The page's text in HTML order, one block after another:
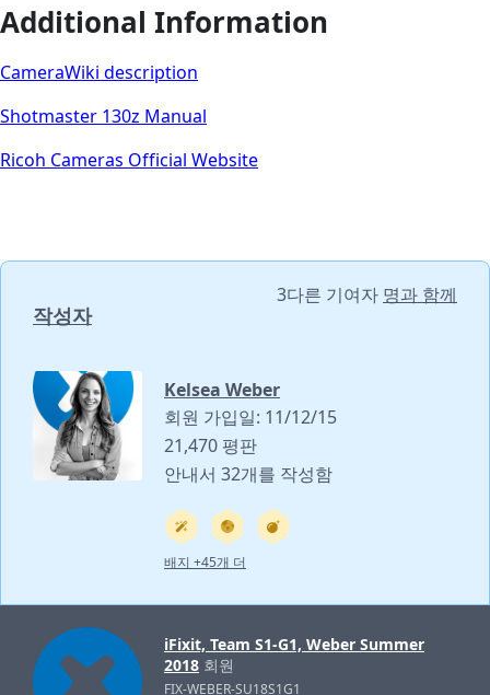
Additional Information
CameraWiki description
Shotmaster 130z Manual
Ricoh Cameras Official Website
작성자
3다른 기여자 명과 함께
Kelsea Weber
회원 가입일: 11/12/15
21,470 평판
안내서 32개를 작성함
배지 +45개 더
iFixit, Team S1-G1, Weber Summer
2018 회원
FIX-WEBER-SU18S1G1